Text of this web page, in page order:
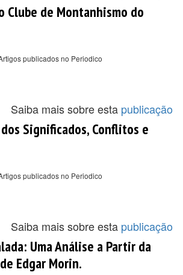
Clube de Montanhismo do
publicados no Periodico
Saiba mais sobre esta publicação
Significados, Conflitos e
publicados no Periodico
Saiba mais sobre esta publicação
Uma Análise a Partir da
Edgar Morin.